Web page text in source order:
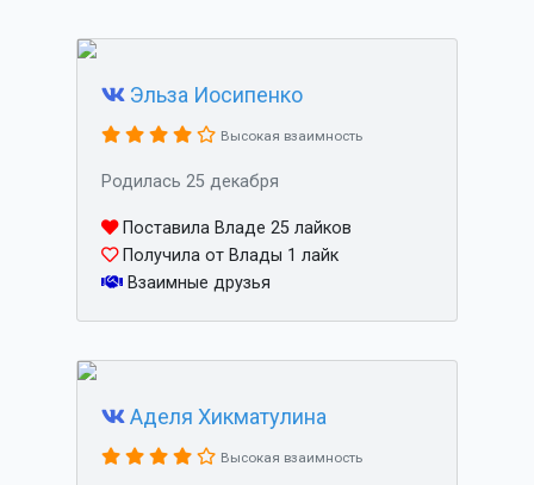
Эльза Иосипенко
Высокая взаимность
Родилась 25 декабря
Поставила Владе 25 лайков
Получила от Влады 1 лайк
Взаимные друзья
Аделя Хикматулина
Высокая взаимность